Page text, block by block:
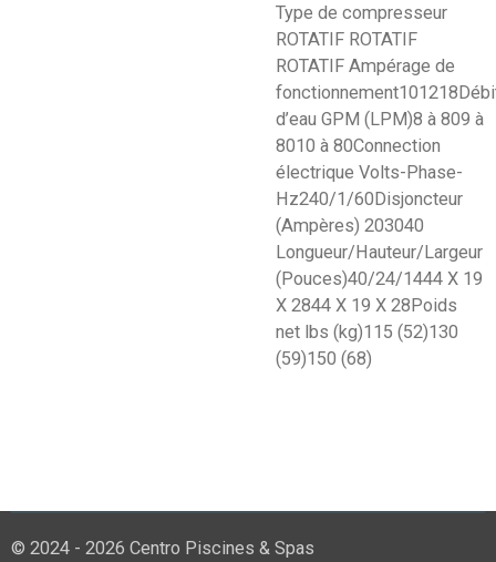
Type de compresseur
ROTATIF ROTATIF
ROTATIF Ampérage de
d’eau GPM (LPM)8 à 809 à
8010 à 80Connection
électrique Volts-Phase-
Hz240/1/60Disjoncteur
(Ampères) 203040
Longueur/Hauteur/Largeur
(Pouces)40/24/1444 X 19
X 2844 X 19 X 28Poids
net lbs (kg)115 (52)130
(59)150 (68)
© 2024 - 2026 Centro Piscines & Spas